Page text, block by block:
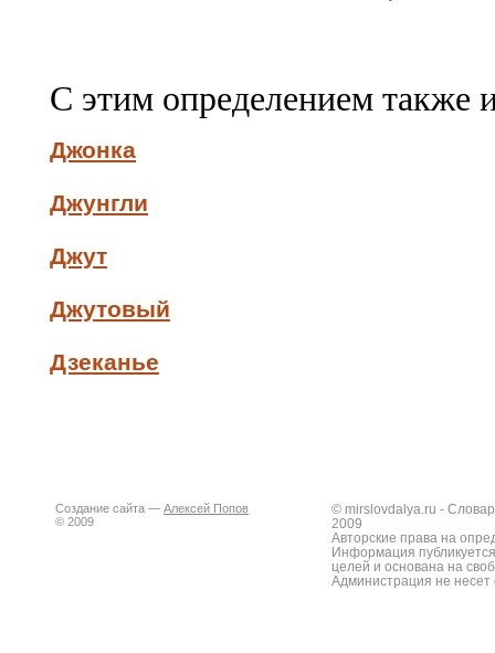
С этим определением также
Джонка
Джунгли
Джут
Джутовый
Дзеканье
Создание сайта — Алексей Попов
© 2009
© mirslovdalya.ru -
2009
Авторские права на
Информация
целей и основана на
Администрация не несет